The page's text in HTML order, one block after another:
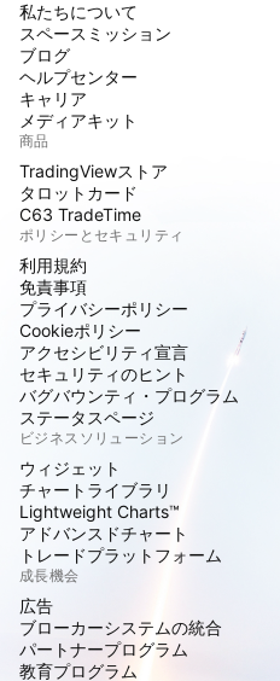
私たちについて
スペースミッション
ブログ
ヘルプセンター
キャリア
メディアキット
商品
TradingViewストア
タロットカード
C63 TradeTime
ポリシーとセキュリティ
利用規約
免責事項
プライバシーポリシー
Cookieポリシー
アクセシビリティ宣言
セキュリティのヒント
バグバウンティ・プログラム
ステータスページ
ビジネスソリューション
ウィジェット
チャートライブラリ
Lightweight Charts™
アドバンスドチャート
トレードプラットフォーム
成長機会
広告
ブローカーシステムの統合
パートナープログラム
教育プログラム